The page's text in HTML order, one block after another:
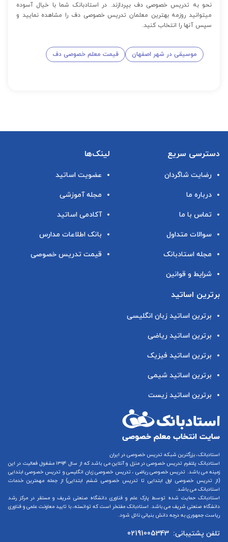
نحو به تدریس خصوصی دف بپردازند. در استادبانک شما با خیال آسوده
میتوانید روزمه بهترین معلمان تدریس خصوصی دف را مشاهده نمایید و
سپس آنها را انتخاب کنید.
موسیقی در شهر اصفهان قیمت معلم خصوصی دف
دسترسی سریع
رضایت شاگردان
درباره ما
تماس با ما
سوالات متداول
مجله استادبانک
شرایط و قوانین
لینک‌ها
عضویت اساتید
مجله آموزشی
آکادمی اساتید
بانک اطلاعات مدارس
قیمت تدریس خصوصی
برترین اساتید
برترین اساتید زبان انگلیسی
برترین اساتید ریاضی
برترین اساتید فیزیک
برترین اساتید شیمی
برترین اساتید زیست
استادبانک، بزرگترین شبکه تدریس خصوصی در ایران
استادبانک پلتفرم تدریس خصوصی در منزل و آنلاین
می باشد که از سال ۱۳۹۴ مشغول فعالیت در این
زمینه می باشد. تدریس خصوصی ریاضی ، تدریس خصوصی زبان انگلیسیو تدریس خصوصی ابتدایی
(از تدریس خصوصی اول ابتدایی تا تدریس خصوصی ششم ابتدایی) از جمله مهمترین خدمات
استادبانک می باشد.
استادبانک حمایت شده توسط پارک علم و فناوری دانشگاه صنعتی شریف و مستقر در مرکز رشد
دانشگاه صنعتی شریف می باشد. استادبانک مفتخر است که توانسته، با تایید معاونت علمی و فناوری
ریاست جمهوری به درجه دانش بنیانی نائل شود.
تلفن پشتیبانی: 02191005343